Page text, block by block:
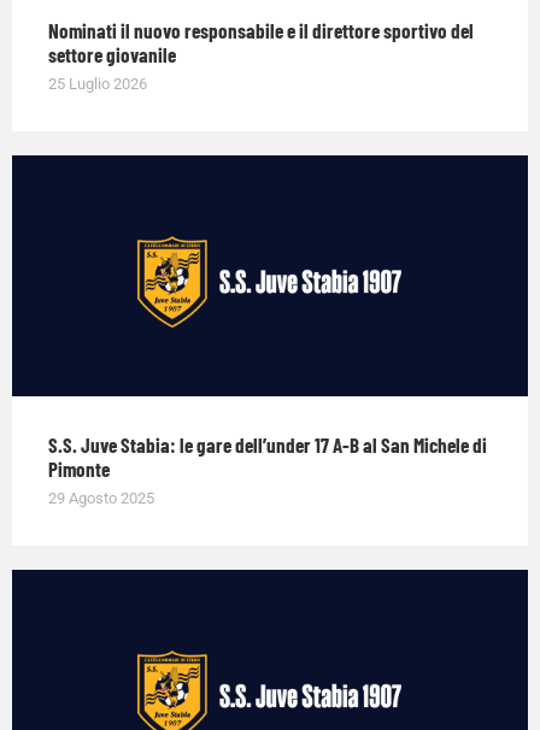
Nominati il nuovo responsabile e il direttore sportivo del
settore giovanile
25 Luglio 2026
S.S. Juve Stabia: le gare dell’under 17 A-B al San Michele di
Pimonte
29 Agosto 2025